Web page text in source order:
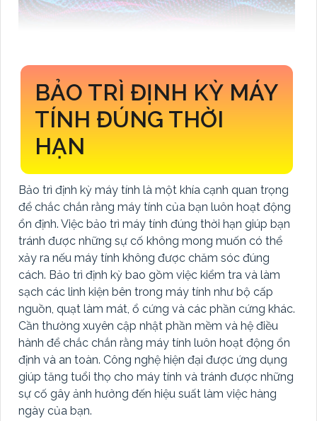
BẢO TRÌ ĐỊNH KỲ MÁY
TÍNH ĐÚNG THỜI
HẠN
Bảo trì định kỳ máy tính là một khía cạnh quan trọng
để chắc chắn rằng máy tính của bạn luôn hoạt động
ổn định. Việc bảo trì máy tính đúng thời hạn giúp bạn
tránh được những sự cố không mong muốn có thể
xảy ra nếu máy tính không được chăm sóc đúng
cách. Bảo trì định kỳ bao gồm việc kiểm tra và làm
sạch các linh kiện bên trong máy tính như bộ cấp
nguồn, quạt làm mát, ổ cứng và các phần cứng khác.
Cần thường xuyên cập nhật phần mềm và hệ điều
hành để chắc chắn rằng máy tính luôn hoạt động ổn
định và an toàn. Công nghệ hiện đại được ứng dụng
giúp tăng tuổi thọ cho máy tính và tránh được những
sự cố gây ảnh hưởng đến hiệu suất làm việc hàng
ngày của bạn.